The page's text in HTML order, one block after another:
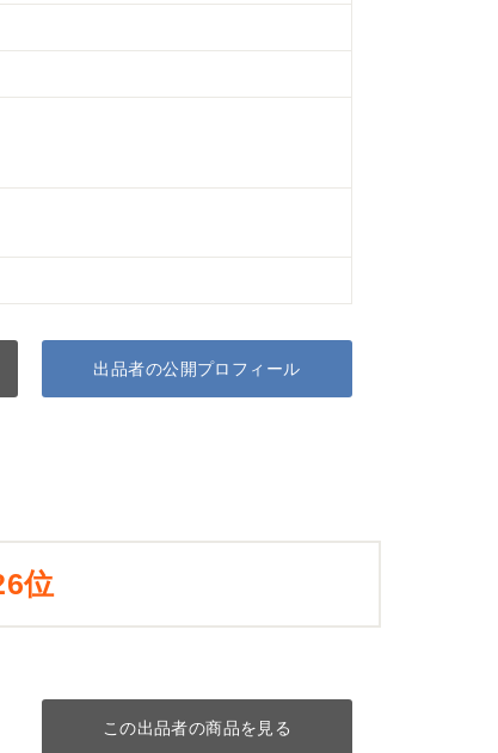
出品者の公開プロフィール
位
この出品者の商品を見る